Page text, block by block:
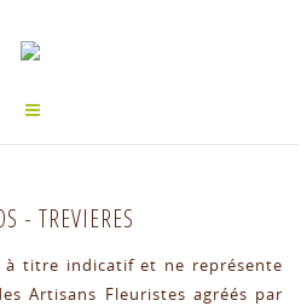
- TREVIERES
à titre indicatif et ne représente
Artisans Fleuristes agréés par